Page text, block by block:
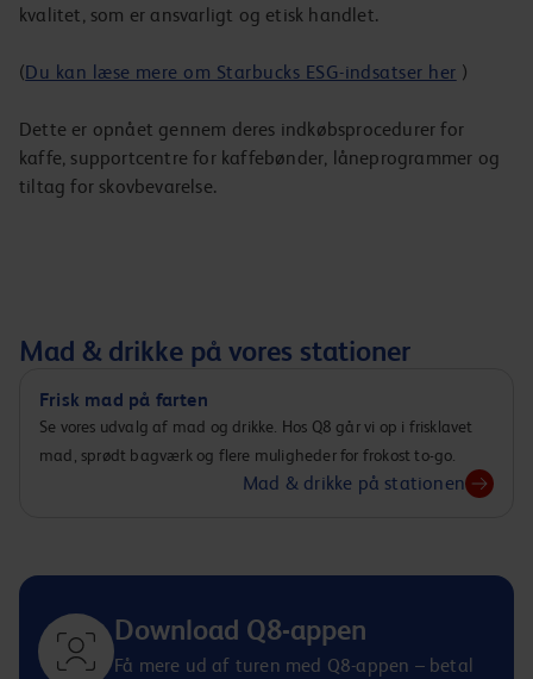
kvalitet, som er ansvarligt og etisk handlet.
(Du kan læse mere om Starbucks ESG-indsatser her )
Dette er opnået gennem deres indkøbsprocedurer for
kaffe, supportcentre for kaffebønder, låneprogrammer og
tiltag for skovbevarelse.
Mad & drikke på vores stationer
Frisk mad på farten
Se vores udvalg af mad og drikke. Hos Q8 går vi op i frisklavet
mad, sprødt bagværk og flere muligheder for frokost to-go.
Mad & drikke på stationen
Download Q8-appen
Få mere ud af turen med Q8-appen – betal